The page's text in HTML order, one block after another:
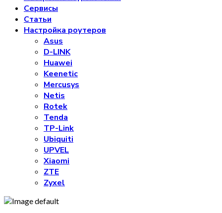
Сервисы
Статьи
Настройка роутеров
Asus
D-LINK
Huawei
Keenetic
Mercusys
Netis
Rotek
Tenda
TP-Link
Ubiquiti
UPVEL
Xiaomi
ZTE
Zyxel